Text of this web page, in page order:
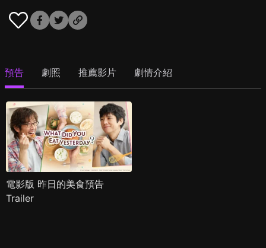
預告 劇照 推薦影片 劇情介紹
電影版 昨日的美食預告
Trailer